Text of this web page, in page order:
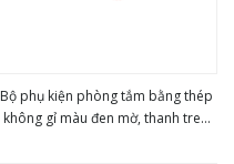
Bộ phụ kiện phòng tắm bằng thép
không gỉ màu đen mờ, thanh treo